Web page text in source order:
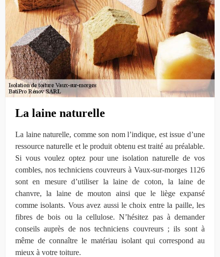
La laine naturelle
La laine naturelle, comme son nom l’indique, est issue d’une
ressource naturelle et le produit obtenu est traité au préalable.
Si vous voulez optez pour une isolation naturelle de vos
combles, nos techniciens couvreurs à Vaux-sur-morges 1126
sont en mesure d’utiliser la laine de coton, la laine de
chanvre, la laine de mouton ainsi que le liège expansé
comme isolants. Vous avez aussi le choix entre la paille, les
fibres de bois ou la cellulose. N’hésitez pas à demander
conseils auprès de nos techniciens couvreurs ; ils sont à
même de connaître le matériau isolant qui correspond au
mieux à votre toiture.